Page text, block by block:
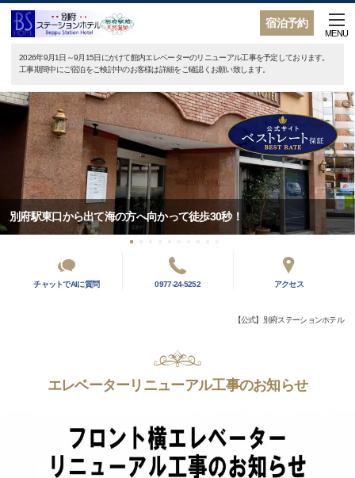
宿泊予約
MENU
2026年9月1日～9月15日にかけて館内エレベーターのリニューアル工事を予定しております。
工事期間中にご宿泊をご検討中のお客様は詳細をご確認くお願い致します。
別府駅東口から出て海の方へ向かって徒歩30秒！
チャットでAIに質問 0977-24-5252 アクセス
【公式】別府ステーションホテル
エレベーターリニューアル工事のお知らせ